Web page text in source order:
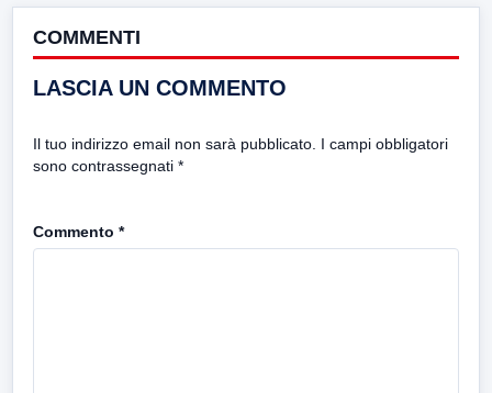
COMMENTI
LASCIA UN COMMENTO
Il tuo indirizzo email non sarà pubblicato. I campi obbligatori
sono contrassegnati *
Commento *